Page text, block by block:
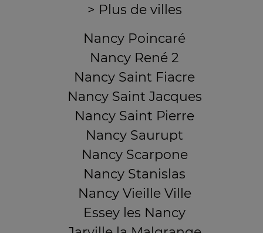
> Plus de villes
Nancy Poincaré
Nancy René 2
Nancy Saint Fiacre
Nancy Saint Jacques
Nancy Saint Pierre
Nancy Saurupt
Nancy Scarpone
Nancy Stanislas
Nancy Vieille Ville
Essey les Nancy